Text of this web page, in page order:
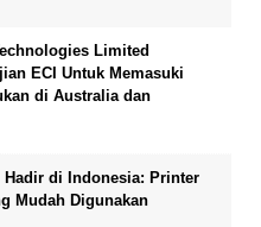
Limited
ECI Untuk Memasuki
di Australia dan
di Indonesia: Printer
Mudah Digunakan